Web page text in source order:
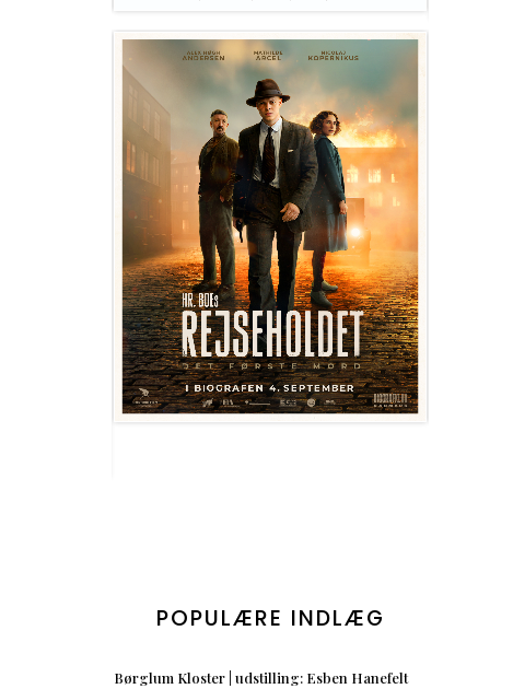
POPULÆRE INDLÆG
Børglum Kloster | udstilling: Esben Hanefelt